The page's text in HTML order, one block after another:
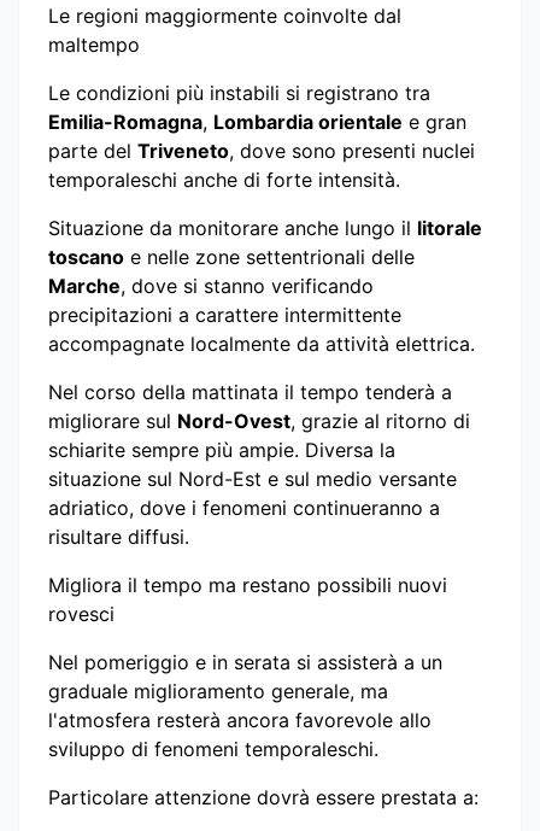
Le regioni maggiormente coinvolte dal
maltempo
Le condizioni più instabili si registrano tra
Emilia-Romagna, Lombardia orientale e gran
parte del Triveneto, dove sono presenti nuclei
temporaleschi anche di forte intensità.
Situazione da monitorare anche lungo il litorale
toscano e nelle zone settentrionali delle
Marche, dove si stanno verificando
precipitazioni a carattere intermittente
accompagnate localmente da attività elettrica.
Nel corso della mattinata il tempo tenderà a
migliorare sul Nord-Ovest, grazie al ritorno di
schiarite sempre più ampie. Diversa la
situazione sul Nord-Est e sul medio versante
adriatico, dove i fenomeni continueranno a
risultare diffusi.
Migliora il tempo ma restano possibili nuovi
rovesci
Nel pomeriggio e in serata si assisterà a un
graduale miglioramento generale, ma
l'atmosfera resterà ancora favorevole allo
sviluppo di fenomeni temporaleschi.
Particolare attenzione dovrà essere prestata a: